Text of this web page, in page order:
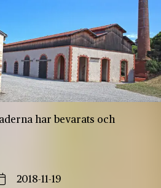
har bevarats och
2018-11-19